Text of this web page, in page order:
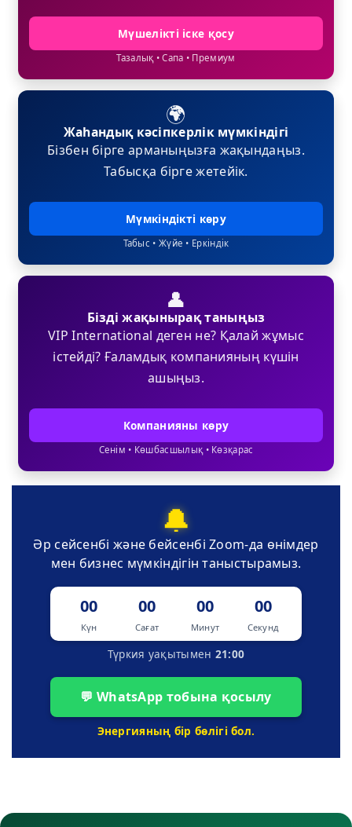
Мүшелікті іске қосу
Тазалық • Сапа • Премиум
🌍
Жаһандық кәсіпкерлік мүмкіндігі
Бізбен бірге арманыңызға жақындаңыз.
Табысқа бірге жетейік.
Мүмкіндікті көру
Табыс • Жүйе • Еркіндік
👤
Бізді жақынырақ таныңыз
VIP International деген не? Қалай жұмыс
істейді? Ғаламдық компанияның күшін
ашыңыз.
Компанияны көру
Сенім • Көшбасшылық • Көзқарас
🔔
Әр сейсенбі және бейсенбі Zoom-да өнімдер
мен бизнес мүмкіндігін таныстырамыз.
00
Күн
00
Сағат
00
Минут
00
Секунд
Түркия уақытымен 21:00
💬 WhatsApp тобына қосылу
Энергияның бір бөлігі бол.